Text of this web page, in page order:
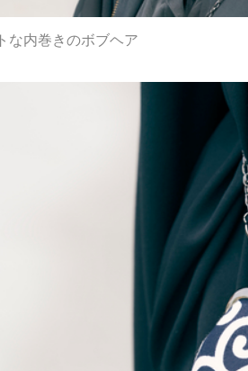
な内巻きのボブヘア